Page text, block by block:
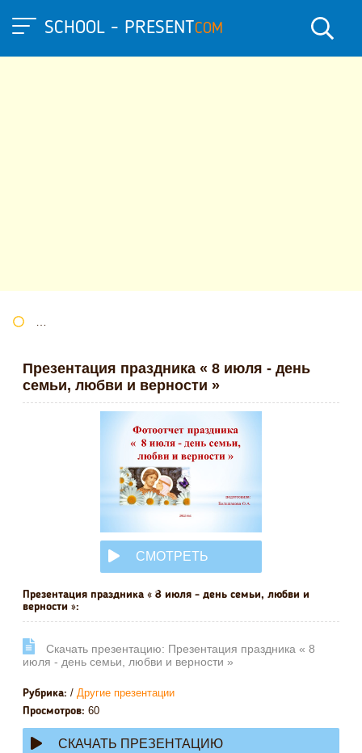
SCHOOL - PRESENTCOM
Презентация праздника « 8 июля - день
семьи, любви и верности »
СМОТРЕТЬ
ОНЛАЙН
Презентация праздника « 8 июля - день семьи, любви и
верности »:
Cкачать презентацию: Презентация праздника « 8
июля - день семьи, любви и верности »
Рубрика: / Другие презентации
Просмотров: 60
СКАЧАТЬ ПРЕЗЕНТАЦИЮ